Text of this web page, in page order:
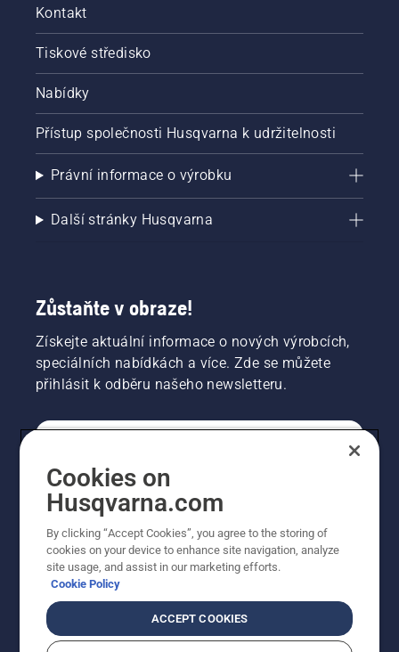
Kontakt
Tiskové středisko
Nabídky
Přístup společnosti Husqvarna k udržitelnosti
Právní informace o výrobku
Další stránky Husqvarna
Zůstaňte v obraze!
Získejte aktuální informace o nových výrobcích,
speciálních nabídkách a více. Zde se můžete
přihlásit k odběru našeho newsletteru.
PROFESIONÁLNÍ
Cookies on
Husqvarna.com
By clicking “Accept Cookies”, you agree to the storing of
cookies on your device to enhance site navigation, analyze
site usage, and assist in our marketing efforts.
Cookie Policy
ACCEPT COOKIES